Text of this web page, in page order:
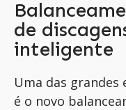
de
inteligente
Uma das grandes
é o novo